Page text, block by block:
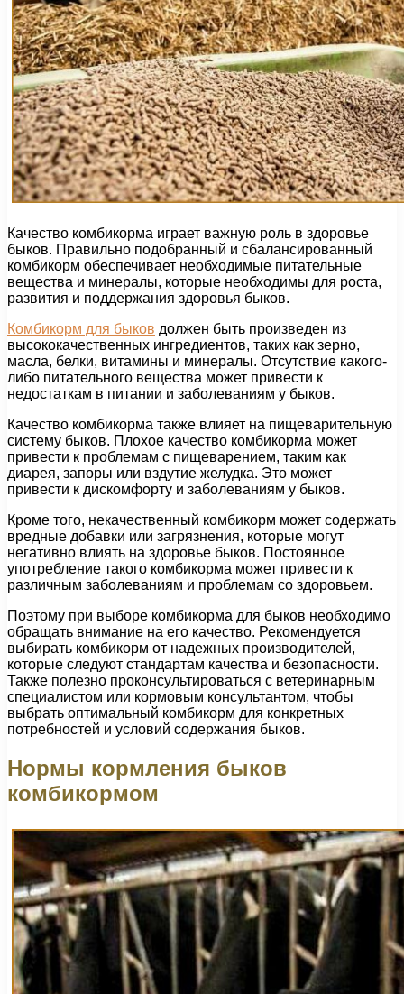
Качество комбикорма играет важную роль в здоровье
быков. Правильно подобранный и сбалансированный
комбикорм обеспечивает необходимые питательные
вещества и минералы, которые необходимы для роста,
развития и поддержания здоровья быков.
Комбикорм для быков должен быть произведен из
высококачественных ингредиентов, таких как зерно,
масла, белки, витамины и минералы. Отсутствие какого-
либо питательного вещества может привести к
недостаткам в питании и заболеваниям у быков.
Качество комбикорма также влияет на пищеварительную
систему быков. Плохое качество комбикорма может
привести к проблемам с пищеварением, таким как
диарея, запоры или вздутие желудка. Это может
привести к дискомфорту и заболеваниям у быков.
Кроме того, некачественный комбикорм может содержать
вредные добавки или загрязнения, которые могут
негативно влиять на здоровье быков. Постоянное
употребление такого комбикорма может привести к
различным заболеваниям и проблемам со здоровьем.
Поэтому при выборе комбикорма для быков необходимо
обращать внимание на его качество. Рекомендуется
выбирать комбикорм от надежных производителей,
которые следуют стандартам качества и безопасности.
Также полезно проконсультироваться с ветеринарным
специалистом или кормовым консультантом, чтобы
выбрать оптимальный комбикорм для конкретных
потребностей и условий содержания быков.
Нормы кормления быков
комбикормом